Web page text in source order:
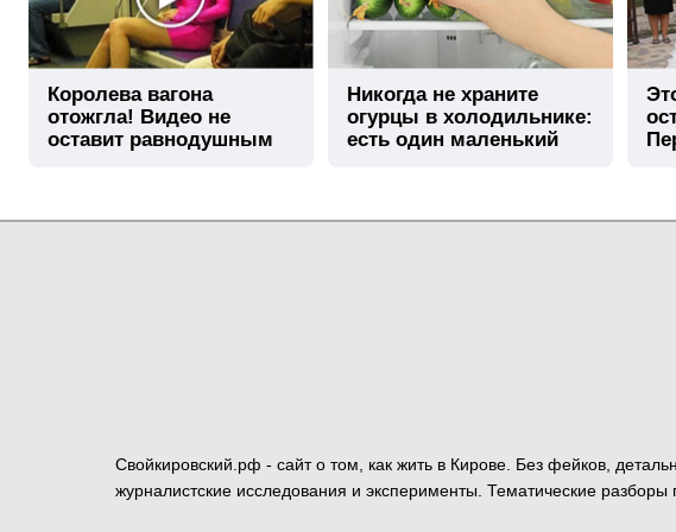
Королева вагона
отожгла! Видео не
оставит равнодушным
Никогда не храните
огурцы в холодильнике:
есть один маленький
Свойкировский.рф - сайт о том, как жить в Кирове. Без фейков,
журналистские исследования и эксперименты. Тематические